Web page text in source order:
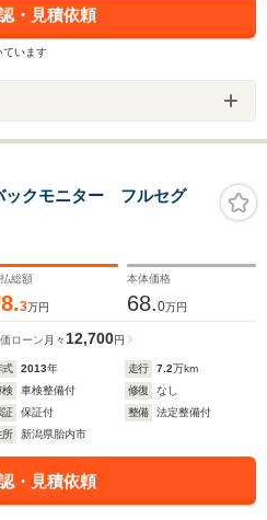
・見積依頼
ています
クモニター フルセグ
総額
3万円
本体価格
68.0万円
ローン 月々12,700円
式 2013年 走行 7.2万km
検
車検整備付 修復
なし
証
保証付 整備
法定整備付
所
新潟県胎内市
・見積依頼